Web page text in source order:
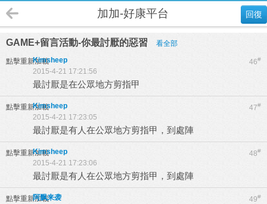
回復
加加-好康平台
GAME+留言活動-你最討厭的惡習 看全部
點擊重新加載 46#
Kimsheep
2015-4-21 17:21:56
最討厭是在公眾地方剪指甲
點擊重新加載 47#
Kimsheep
2015-4-21 17:23:05
最討厭是有人在公眾地方剪指甲，到處陣
點擊重新加載 48#
Kimsheep
2015-4-21 17:23:06
最討厭是有人在公眾地方剪指甲，到處陣
點擊重新加載 49#
阿飘来袭